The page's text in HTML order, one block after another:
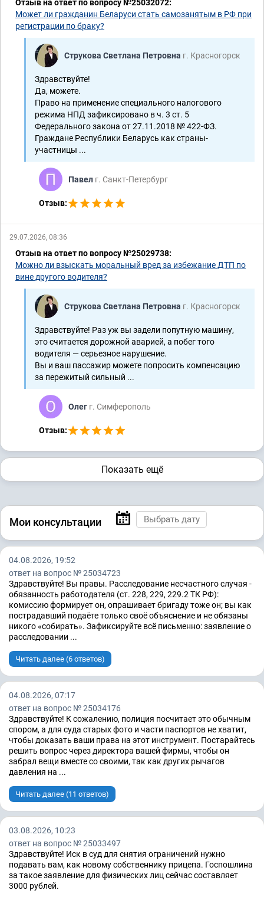
Отзыв на ответ по вопросу №25032072:
Может ли гражданин Беларуси стать самозанятым в РФ при
регистрации по браку?
Струкова Светлана Петровна г. Красногорск
Здравствуйте!
Да, можете.
​Право на применение специального налогового
режима НПД зафиксировано в ч. 3 ст. 5
Федерального закона от 27.11.2018 № 422-ФЗ.
Граждане Республики Беларусь как страны-
участницы ...
Павел г. Санкт-Петербург
Отзыв:
29.07.2026, 08:36
Отзыв на ответ по вопросу №25029738:
Можно ли взыскать моральный вред за избежание ДТП по
вине другого водителя?
Струкова Светлана Петровна г. Красногорск
Здравствуйте! Раз уж вы задели попутную машину,
это считается дорожной аварией, а побег того
водителя — серьезное нарушение.
Вы и ваш пассажир можете попросить компенсацию
за пережитый сильный ...
Олег г. Симферополь
Отзыв:
Показать ещё
Мои консультации
04.08.2026, 19:52
ответ на вопрос № 25034723
Здравствуйте! Вы правы. Расследование несчастного случая -
обязанность работодателя (ст. 228, 229, 229.2 ТК РФ):
комиссию формирует он, опрашивает бригаду тоже он; вы как
пострадавший подаёте только своё объяснение и не обязаны
никого «собирать». Зафиксируйте всё письменно: заявление о
расследовании ...
Читать далее (6 ответов)
04.08.2026, 07:17
ответ на вопрос № 25034176
Здравствуйте! К сожалению, полиция посчитает это обычным
спором, а для суда старых фото и части паспортов не хватит,
чтобы доказать ваши права на этот инструмент. Постарайтесь
решить вопрос через директора вашей фирмы, чтобы он
забрал вещи вместе со своими, так как других рычагов
давления на ...
Читать далее (11 ответов)
03.08.2026, 10:23
ответ на вопрос № 25033497
Здравствуйте! Иск в суд для снятия ограничений нужно
подавать вам, как новому собственнику прицепа. Госпошлина
за такое заявление для физических лиц сейчас составляет
3000 рублей.